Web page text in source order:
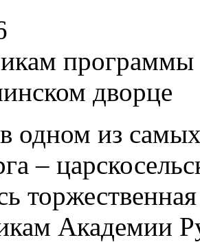
дворце
одном из
–
Академии